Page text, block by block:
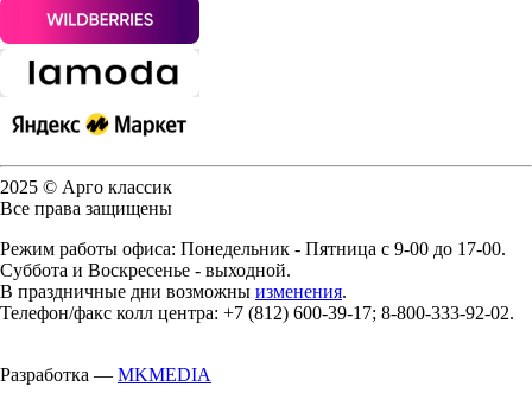
2025 © Арго классик
Все права защищены
Режим работы офиса: Понедельник - Пятница с 9-00 до 17-00.
Суббота и Воскресенье - выходной.
В праздничные дни возможны изменения.
Телефон/факс колл центра: +7 (812) 600-39-17; 8-800-333-92-02.
Разработка — MKMEDIA